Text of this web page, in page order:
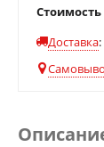
Стоимость
Доставка: